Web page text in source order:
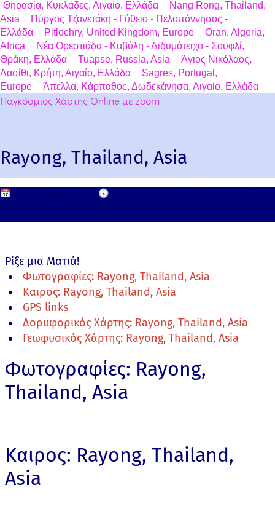
Θηρασία, Κυκλάδες, Αιγαίο, Ελλάδα
Nang Rong, Thailand,
Asia
Πύργος Τζανετάκη - Γύθειο - Πελοπόννησος -
Ελλάδα
Pitlochry, United Kingdom, Europe
Oran, Algeria,
Africa
Νέα Ορεστιάδα - Καβύλη - Διδυμότειχο - Σουφλί,
Θράκη, Ελλάδα
Tuapse, Russia, Asia
Άγιος Νικόλαος,
Λασίθι, Κρήτη, Αιγαίο, Ελλάδα
Sagres, Portugal,
Europe
Άπελλα, Κάρπαθος, Δωδεκάνησα, Αιγαίο, Ελλάδα
Παγκόσμιος Χάρτης Online με zoom
Rayong, Thailand, Asia
📅 🕟
Ρίξε μια Ματιά!
Φωτογραφίες: Rayong, Thailand, Asia
Καιρος: Rayong, Thailand, Asia
GPS links
Δορυφορικός Χάρτης: Rayong, Thailand, Asia
Γεωφυσικός Χάρτης: Rayong, Thailand, Asia
Φωτογραφίες: Rayong,
Thailand, Asia
Καιρος: Rayong, Thailand,
Asia